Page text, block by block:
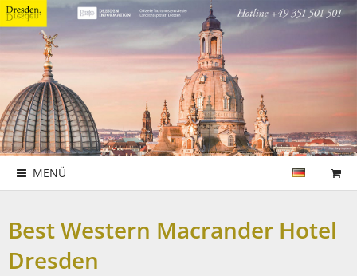
MENÜ
Best Western Macrander Hotel
Dresden